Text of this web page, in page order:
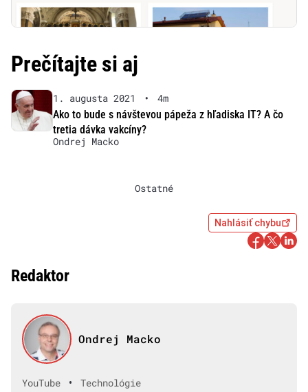
Prečítajte si aj
1. augusta 2021 •
4m
Ako to bude s návštevou pápeža z hľadiska IT? A čo
tretia dávka vakcíny?
Ondrej Macko
Ostatné
Nahlásiť chybu
Redaktor
Ondrej Macko
YouTube •
Technológie